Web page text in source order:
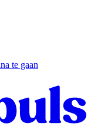
te gaan